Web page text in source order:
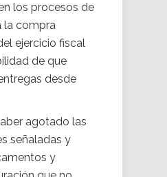
los procesos de
la compra
ejercicio fiscal
de que
desde
agotado las
señaladas y
y